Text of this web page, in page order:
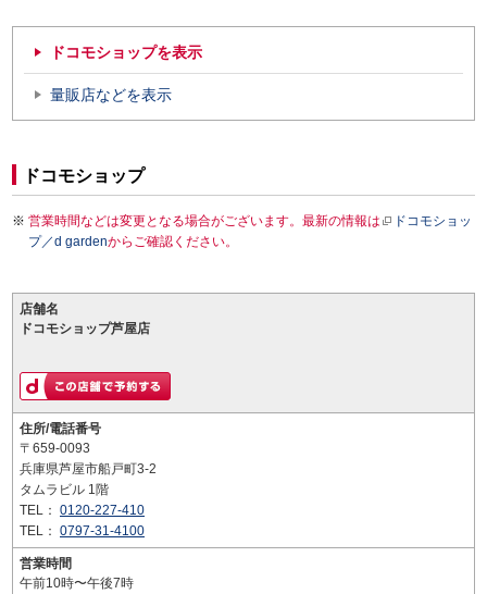
ドコモショップを表示
量販店などを表示
ドコモショップ
営業時間などは変更となる場合がございます。最新の情報は
ドコモショッ
プ／d gardenからご確認ください。
店舗名
ドコモショップ芦屋店
住所/電話番号
〒659-0093
兵庫県芦屋市船戸町3-2
タムラビル 1階
TEL： 0120-227-410
TEL： 0797-31-4100
営業時間
午前10時〜午後7時